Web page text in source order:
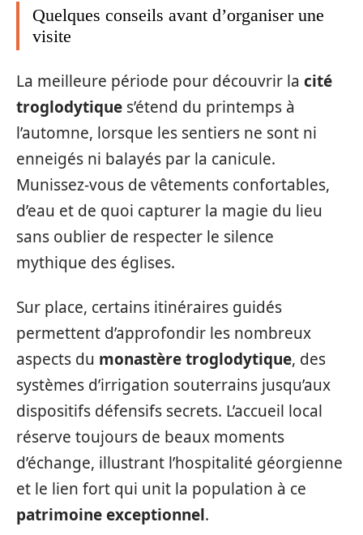
Quelques conseils avant d’organiser une
visite
La meilleure période pour découvrir la cité
troglodytique s’étend du printemps à
l’automne, lorsque les sentiers ne sont ni
enneigés ni balayés par la canicule.
Munissez-vous de vêtements confortables,
d’eau et de quoi capturer la magie du lieu
sans oublier de respecter le silence
mythique des églises.
Sur place, certains itinéraires guidés
permettent d’approfondir les nombreux
aspects du monastère troglodytique, des
systèmes d’irrigation souterrains jusqu’aux
dispositifs défensifs secrets. L’accueil local
réserve toujours de beaux moments
d’échange, illustrant l’hospitalité géorgienne
et le lien fort qui unit la population à ce
patrimoine exceptionnel.